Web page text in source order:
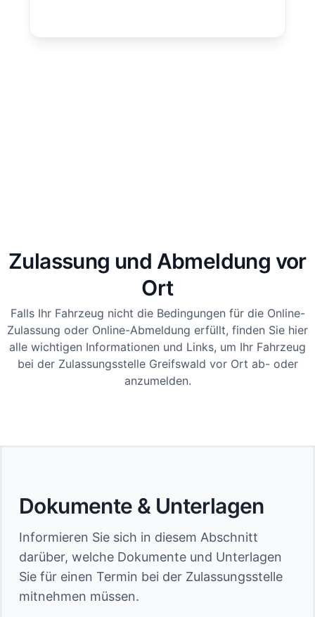
Zulassung und Abmeldung vor
Ort
Falls Ihr Fahrzeug nicht die Bedingungen für die Online-
Zulassung oder Online-Abmeldung erfüllt, finden Sie hier
alle wichtigen Informationen und Links, um Ihr Fahrzeug
bei der Zulassungsstelle Greifswald vor Ort ab- oder
anzumelden.
Dokumente & Unterlagen
Informieren Sie sich in diesem Abschnitt
darüber, welche Dokumente und Unterlagen
Sie für einen Termin bei der Zulassungsstelle
mitnehmen müssen.